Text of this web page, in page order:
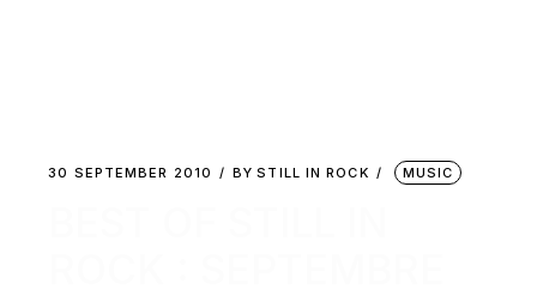
30 SEPTEMBER 2010 BY STILL IN ROCK MUSIC